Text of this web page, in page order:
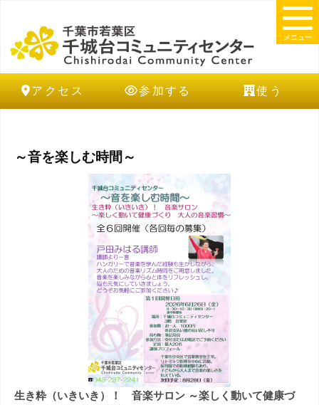
アクセス 参加する 使う
メニュー
～音を楽しむ時間～
生き粋（いきいき）！ 音楽サロン ～楽しく動いて健康づ